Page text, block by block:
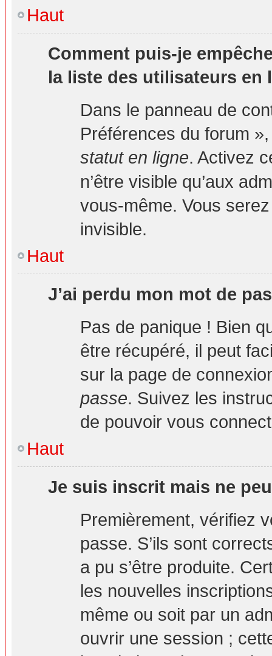
Haut
Comment puis-je
la liste des utilisateurs en
Dans le panneau de
Préférences du forum
statut en ligne. Activez
n’être visible qu’aux
vous-même. Vous
invisible.
Haut
J’ai perdu mon mot de
Pas de panique ! Bien
être récupéré, il peut
sur la page de
passe. Suivez les
de pouvoir vous
Haut
Je suis inscrit mais ne
Premièrement, vérifiez
passe. S’ils sont
a pu s’être produite.
les nouvelles
même ou soit par un
ouvrir une session ;